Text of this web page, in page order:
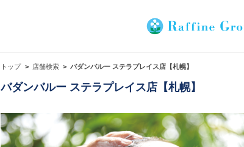
トップ 店舗検索 バダンバルー ステラプレイス店【札幌】
バダンバルー ステラプレイス店【札幌】